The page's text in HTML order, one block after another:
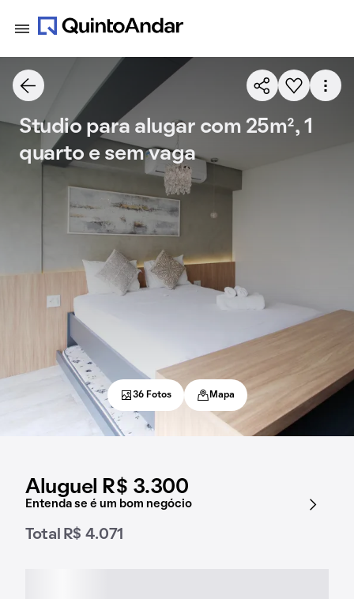
Aluguel R$ 3.300
Entenda se é um bom negócio
Total R$ 4.071
Studio para alugar com 25m², 1
quarto e sem vaga
36 Fotos Mapa